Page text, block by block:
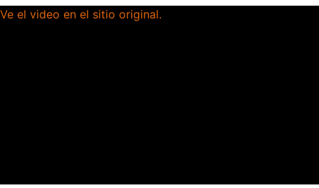
Ve el video en el sitio original.